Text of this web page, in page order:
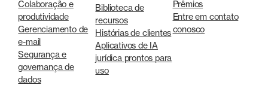
Colaboração e
produtividade
Gerenciamento de
e-mail
Segurança e
governança de
dados
Biblioteca de
recursos
Histórias de clientes
Aplicativos de IA
jurídica prontos para
uso
Prêmios
Entre em contato
conosco